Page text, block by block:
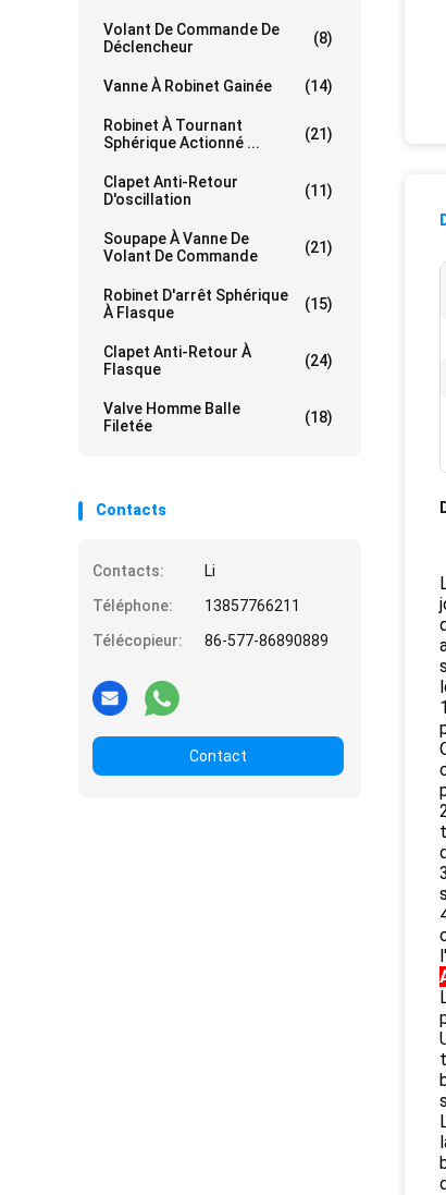
Volant De Commande De
Déclencheur
(8)
Vanne À Robinet Gainée (14)
Robinet À Tournant
Sphérique Actionné ...
(21)
Clapet Anti-Retour
D'oscillation
(11)
Soupape À Vanne De
Volant De Commande
(21)
Robinet D'arrêt Sphérique
À Flasque
(15)
Clapet Anti-Retour À
Flasque
(24)
Valve Homme Balle
Filetée
(18)
Contacts
Contacts:
Li
Téléphone:
13857766211
Télécopieur:
86-577-86890889
Contact